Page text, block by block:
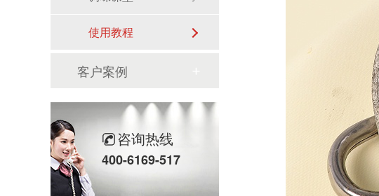
使用教程
客户案例
咨询热线
400-6169-517